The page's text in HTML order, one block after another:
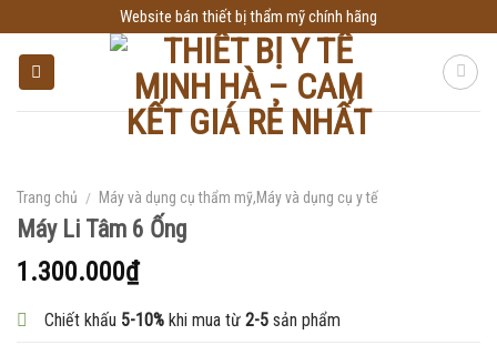
to
content
Website bán thiết bị thẩm mỹ chính hãng
Trang chủ / Máy và dụng cụ thẩm mỹ,Máy và dụng cụ y tế
Máy Li Tâm 6 Ống
1.300.000₫
Chiết khấu 5-10% khi mua từ 2-5 sản phẩm